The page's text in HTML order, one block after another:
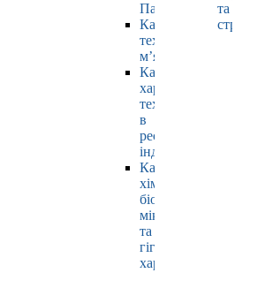
Павлюк
Кафедра
технології
м’яса
Кафедра
харчових
технологій
в
ресторанній
індустрії
Кафедра
хімії,
біохімії,
мікробіології
та
гігієни
харчування
та